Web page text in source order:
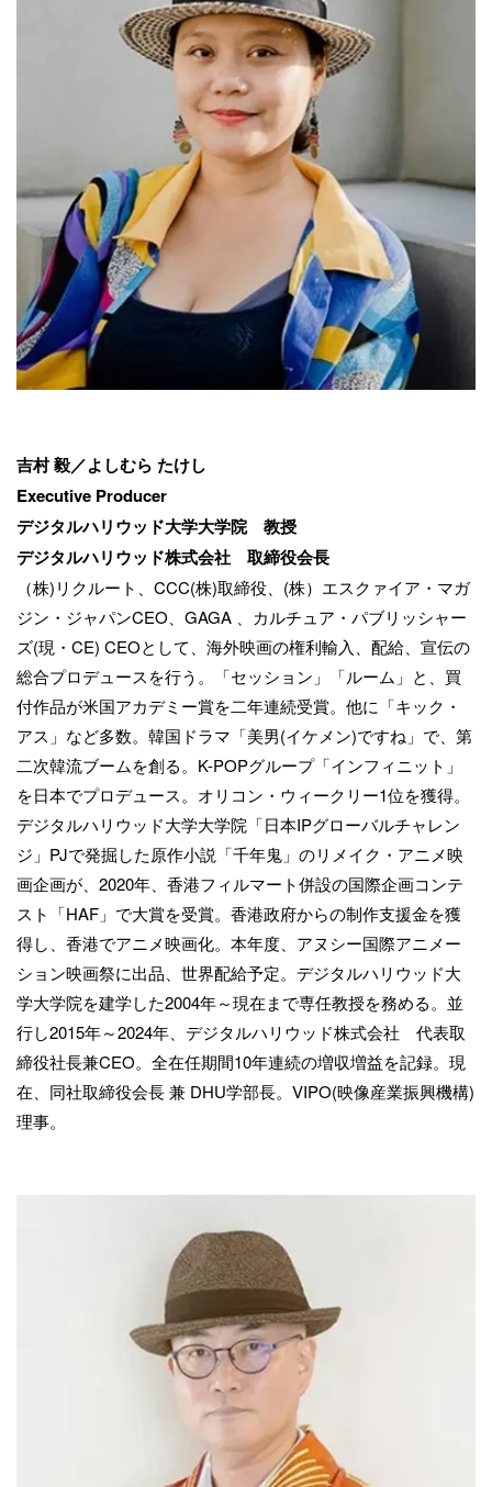
吉村 毅／よしむら たけし
Executive Producer
デジタルハリウッド大学大学院 教授
デジタルハリウッド株式会社 取締役会長
（株)リクルート、CCC(株)取締役、(株）エスクァイア・マガ
ジン・ジャパンCEO、GAGA 、カルチュア・パブリッシャー
ズ(現・CE) CEOとして、海外映画の権利輸入、配給、宣伝の
総合プロデュースを行う。「セッション」「ルーム」と、買
付作品が米国アカデミー賞を二年連続受賞。他に「キック・
アス」など多数。韓国ドラマ「美男(イケメン)ですね」で、第
二次韓流ブームを創る。K-POPグループ「インフィニット」
を日本でプロデュース。オリコン・ウィークリー1位を獲得。
デジタルハリウッド大学大学院「日本IPグローバルチャレン
ジ」PJで発掘した原作小説「千年鬼」のリメイク・アニメ映
画企画が、2020年、香港フィルマート併設の国際企画コンテ
スト「HAF」で大賞を受賞。香港政府からの制作支援金を獲
得し、香港でアニメ映画化。本年度、アヌシー国際アニメー
ション映画祭に出品、世界配給予定。デジタルハリウッド大
学大学院を建学した2004年～現在まで専任教授を務める。並
行し2015年～2024年、デジタルハリウッド株式会社 代表取
締役社長兼CEO。全在任期間10年連続の増収増益を記録。現
在、同社取締役会長 兼 DHU学部長。VIPO(映像産業振興機構)
理事。